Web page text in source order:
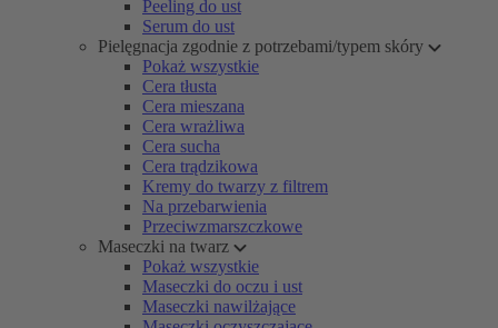
Peeling do ust
Serum do ust
Pielęgnacja zgodnie z potrzebami/typem skóry
Pokaż wszystkie
Cera tłusta
Cera mieszana
Cera wrażliwa
Cera sucha
Cera trądzikowa
Kremy do twarzy z filtrem
Na przebarwienia
Przeciwzmarszczkowe
Maseczki na twarz
Pokaż wszystkie
Maseczki do oczu i ust
Maseczki nawilżające